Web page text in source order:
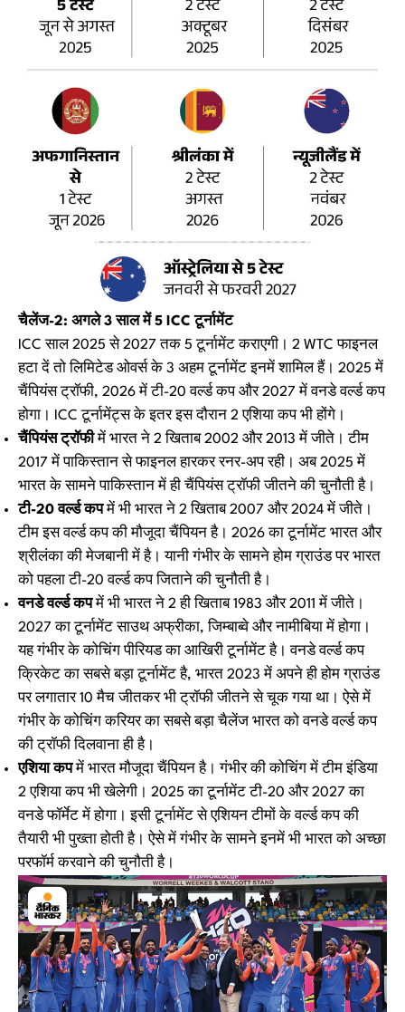
चैलेंज-2: अगले 3 साल में 5 ICC टूर्नामेंट
ICC साल 2025 से 2027 तक 5 टूर्नामेंट कराएगी। 2 WTC फाइनल
हटा दें तो लिमिटेड ओवर्स के 3 अहम टूर्नामेंट इनमें शामिल हैं। 2025 में
चैंपियंस ट्रॉफी, 2026 में टी-20 वर्ल्ड कप और 2027 में वनडे वर्ल्ड कप
होगा। ICC टूर्नामेंट्स के इतर इस दौरान 2 एशिया कप भी होंगे।
चैंपियंस ट्रॉफीमें भारत ने 2 खिताब 2002 और 2013 में जीते। टीम
2017 में पाकिस्तान से फाइनल हारकर रनर-अप रही। अब 2025 में
भारत के सामने पाकिस्तान में ही चैंपियंस ट्रॉफी जीतने की चुनौती है।
टी-20 वर्ल्ड कपमें भी भारत ने 2 खिताब 2007 और 2024 में जीते।
टीम इस वर्ल्ड कप की मौजूदा चैंपियन है। 2026 का टूर्नामेंट भारत और
श्रीलंका की मेजबानी में है। यानी गंभीर के सामने होम ग्राउंड पर भारत
को पहला टी-20 वर्ल्ड कप जिताने की चुनौती है।
वनडे वर्ल्ड कपमें भी भारत ने 2 ही खिताब 1983 और 2011 में जीते।
2027 का टूर्नामेंट साउथ अफ्रीका, जिम्बाब्वे और नामीबिया में होगा।
यह गंभीर के कोचिंग पीरियड का आखिरी टूर्नामेंट है। वनडे वर्ल्ड कप
क्रिकेट का सबसे बड़ा टूर्नामेंट है, भारत 2023 में अपने ही होम ग्राउंड
पर लगातार 10 मैच जीतकर भी ट्रॉफी जीतने से चूक गया था। ऐसे में
गंभीर के कोचिंग करियर का सबसे बड़ा चैलेंज भारत को वनडे वर्ल्ड कप
की ट्रॉफी दिलवाना ही है।
एशिया कपमें भारत मौजूदा चैंपियन है। गंभीर की कोचिंग में टीम इंडिया
2 एशिया कप भी खेलेगी। 2025 का टूर्नामेंट टी-20 और 2027 का
वनडे फॉर्मेट में होगा। इसी टूर्नामेंट से एशियन टीमों के वर्ल्ड कप की
तैयारी भी पुख्ता होती है। ऐसे में गंभीर के सामने इनमें भी भारत को अच्छा
परफॉर्म करवाने की चुनौती है।